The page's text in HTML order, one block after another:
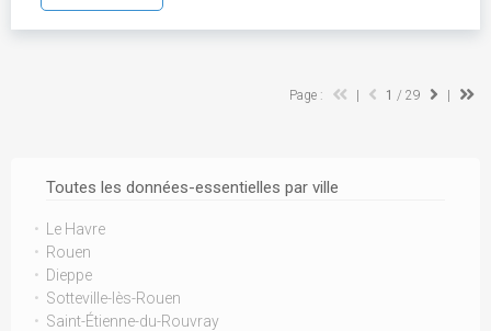
Toutes les données-essentielles par ville
Le Havre
Rouen
Dieppe
Sotteville-lès-Rouen
Saint-Étienne-du-Rouvray
Page : 1 / 29